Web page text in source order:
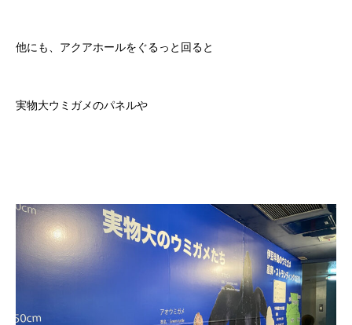
他にも、アクアホールをぐるっと回ると
実物大ウミガメのパネルや